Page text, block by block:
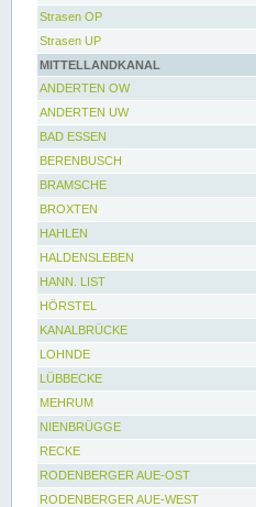
Strasen OP
Strasen UP
MITTELLANDKANAL
ANDERTEN OW
ANDERTEN UW
BAD ESSEN
BERENBUSCH
BRAMSCHE
BROXTEN
HAHLEN
HALDENSLEBEN
HANN. LIST
HÖRSTEL
KANALBRÜCKE
LOHNDE
LÜBBECKE
MEHRUM
NIENBRÜGGE
RECKE
RODENBERGER AUE-OST
RODENBERGER AUE-WEST